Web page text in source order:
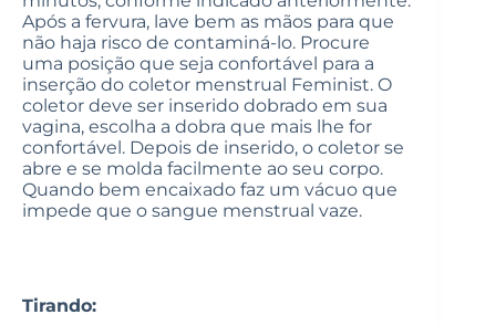
Após a fervura, lave bem as mãos para que
não haja risco de contaminá-lo. Procure
uma posição que seja confortável para a
inserção do coletor menstrual Feminist. O
coletor deve ser inserido dobrado em sua
vagina, escolha a dobra que mais lhe for
confortável. Depois de inserido, o coletor se
abre e se molda facilmente ao seu corpo.
Quando bem encaixado faz um vácuo que
impede que o sangue menstrual vaze.
Tirando: